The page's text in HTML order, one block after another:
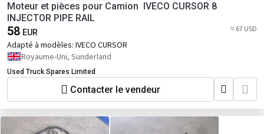
Moteur et pièces pour Camion IVECO CURSOR 8
INJECTOR PIPE RAIL
58 EUR ≈ 67 USD
Adapté à modèles: IVECO CURSOR
Royaume-Uni, Sunderland
Used Truck Spares Limited
Contacter le vendeur